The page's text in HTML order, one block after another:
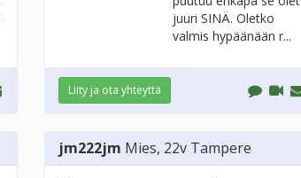
juuri SINÄ. Oletko
valmis hypäänään r...
Liity ja ota yhteyttä
jm222jm Mies, 22v Tampere